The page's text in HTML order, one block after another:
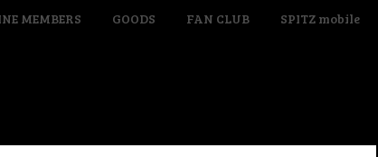
MEMBERS GOODS FAN CLUB SPITZ mobile